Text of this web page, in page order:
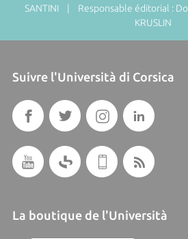
SANTINI | Responsable éditorial :
KRUSLIN
Suivre l'Università di Corsica
La boutique de l'Università